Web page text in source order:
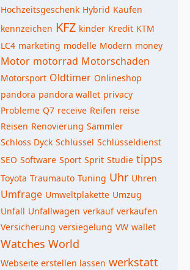
Hochzeitsgeschenk Hybrid Kaufen
kennzeichen KFZ kinder Kredit KTM
LC4 marketing modelle Modern money
Motor motorrad Motorschaden
Motorsport Oldtimer Onlineshop
pandora pandora wallet privacy
Probleme Q7 receive Reifen reise
Reisen Renovierung Sammler
Schloss Dyck Schlüssel Schlüsseldienst
SEO Software Sport Sprit Studie tipps
Toyota Traumauto Tuning Uhr Uhren
Umfrage Umweltplakette Umzug
Unfall Unfallwagen verkauf verkaufen
Versicherung versiegelung VW wallet
Watches World
Webseite erstellen lassen werkstatt